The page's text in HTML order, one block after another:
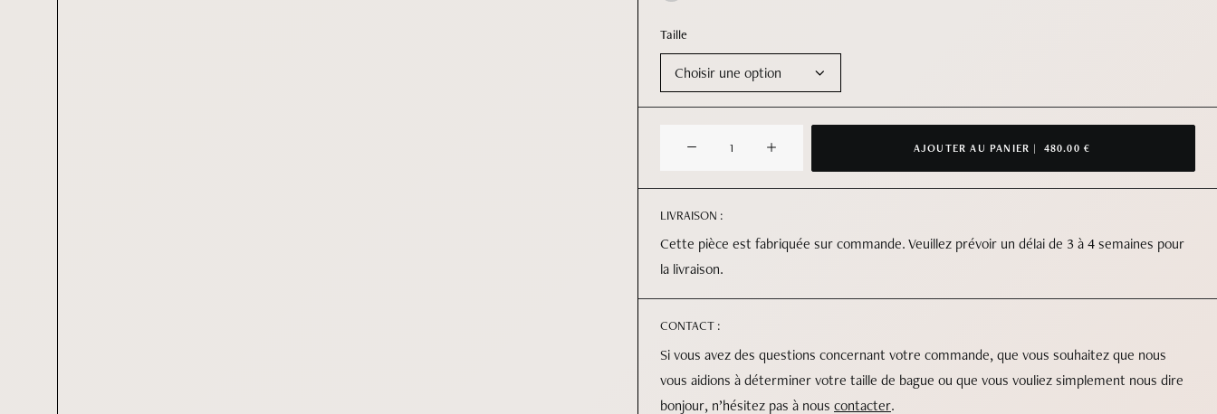
Taille
AJOUTER AU PANIER | 480.00 €
LIVRAISON :
Cette pièce est fabriquée sur commande. Veuillez prévoir un délai de 3 à 4 semaines pour
la livraison.
CONTACT :
Si vous avez des questions concernant votre commande, que vous souhaitez que nous
vous aidions à déterminer votre taille de bague ou que vous vouliez simplement nous dire
bonjour, n’hésitez pas à nous contacter.